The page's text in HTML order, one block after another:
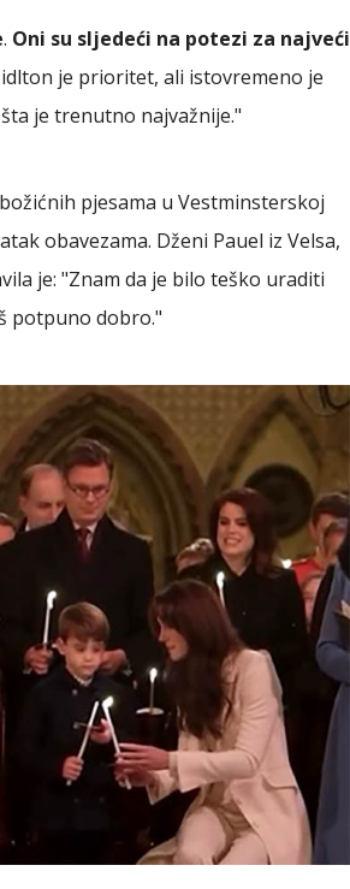
. Oni su sljedeći na potezi za najveći
je prioritet, ali istovremeno je
je trenutno najvažnije."
pjesama u Vestminsterskoj
obavezama. Dženi Pauel iz Velsa,
je: "Znam da je bilo teško uraditi
potpuno dobro."